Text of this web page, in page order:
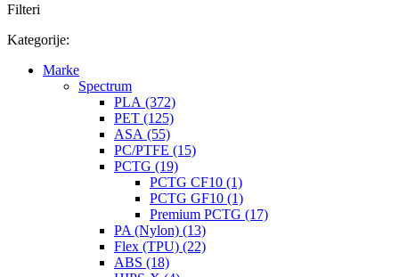
Filteri
Kategorije:
Marke
Spectrum
PLA (372)
PET (125)
ASA (55)
PC/PTFE (15)
PCTG (19)
PCTG CF10 (1)
PCTG GF10 (1)
Premium PCTG (17)
PA (Nylon) (13)
Flex (TPU) (22)
ABS (18)